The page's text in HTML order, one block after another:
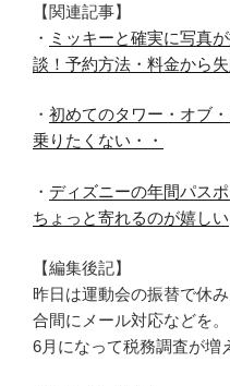
【関連記事】
・ ミッキーと確実に写真
談！予約方法・料金から
・ 初めてのタワー・オブ
乗りたくない・・
・ ディズニーの年間パス
ちょっと寄れるのが嬉しい
【編集後記】
昨日は運動会の振替で休み
合間にメール対応などを。
6月になって税務調査が増